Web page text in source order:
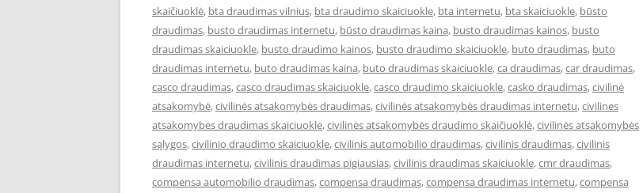
skaičiuoklė, bta draudimas vilnius, bta draudimo skaiciuokle, bta internetu, bta skaiciuokle, būsto
draudimas, busto draudimas internetu, būsto draudimas kaina, busto draudimas kainos, busto
draudimas skaiciuokle, busto draudimo kainos, busto draudimo skaiciuokle, buto draudimas, buto
draudimas internetu, buto draudimas kaina, buto draudimas skaiciuokle,ca draudimas,car draudimas,
casco draudimas,casco draudimas skaiciuokle,casco draudimo skaiciuokle,casko draudimas,civilinė
atsakomybė,civilinės atsakomybės draudimas,civilinės atsakomybės draudimas internetu,civilines
atsakomybes draudimas skaiciuokle,civilinės atsakomybės draudimo skaičiuoklė,civilinės atsakomybės
sąlygos,civilinio draudimo skaiciuokle,civilinis automobilio draudimas,civilinis draudimas,civilinis
draudimas internetu,civilinis draudimas pigiausias,civilinis draudimas skaiciuokle,cmr draudimas,
compensa automobilio draudimas,compensa draudimas,compensa draudimas internetu,compensa